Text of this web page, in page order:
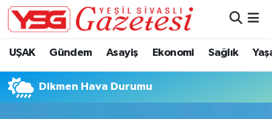
UŞAK Gündem Asayiş Ekonomi Sağlık
Dikmen Hava Durumu